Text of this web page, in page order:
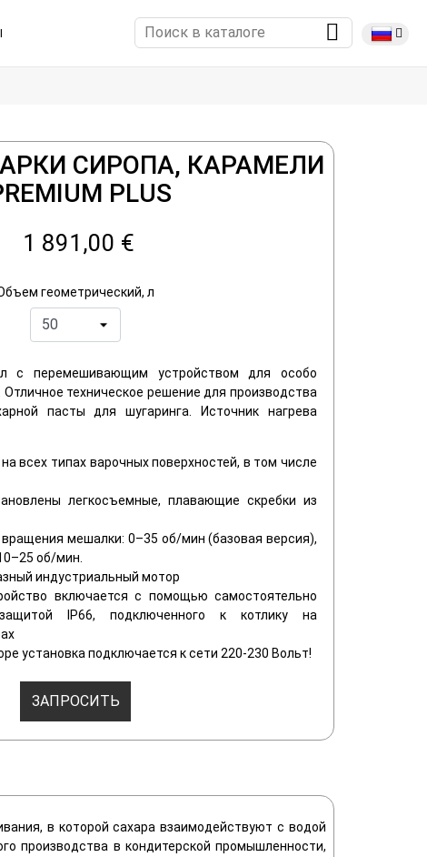
СИРОПА, КАРАМЕЛИ
PLUS
1 891,00 €
геометрический, л
с перемешивающим устройством для особо
Отличное техническое решение для производства
пасты для шугаринга. Источник нагрева
всех типах варочных поверхностей, в том числе
легкосъемные, плавающие скребки из
вращения мешалки: 0–35 об/мин (базовая версия),
об/мин.
индустриальный мотор
включается с помощью самостоятельно
IP66, подключенного к котлику на
установка подключается к сети 220-230 Вольт!
ЗАПРОСИТЬ
в которой сахара взаимодействуют с водой
производства в кондитерской промышленности,